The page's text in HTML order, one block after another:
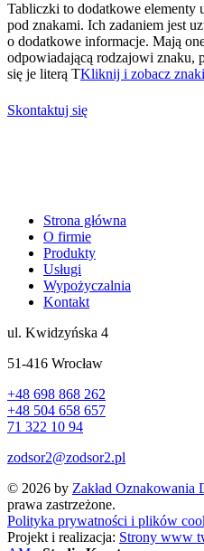
Tabliczki to dodatkowe elementy
pod znakami. Ich zadaniem jest
o dodatkowe informacje. Mają
odpowiadającą rodzajowi znaku,
się je literą TKliknij i zobacz
Skontaktuj się
Strona główna
O firmie
Produkty
Usługi
Wypożyczalnia
Kontakt
ul. Kwidzyńska 4
51-416 Wrocław
+48 698 868 262
+48 504 658 657
71 322 10 94
zodsor2@zodsor2.pl
© 2026 by Zakład
prawa zastrzeżone.
Polityka prywatności i plików
Projekt i realizacja: Strony www